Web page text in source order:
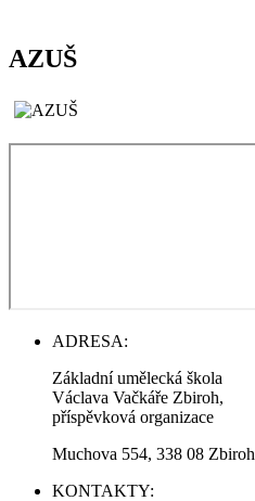
AZUŠ
ADRESA:
Základní umělecká škola
Václava Vačkáře Zbiroh,
příspěvková organizace
Muchova 554, 338 08 Zbiroh
KONTAKTY: